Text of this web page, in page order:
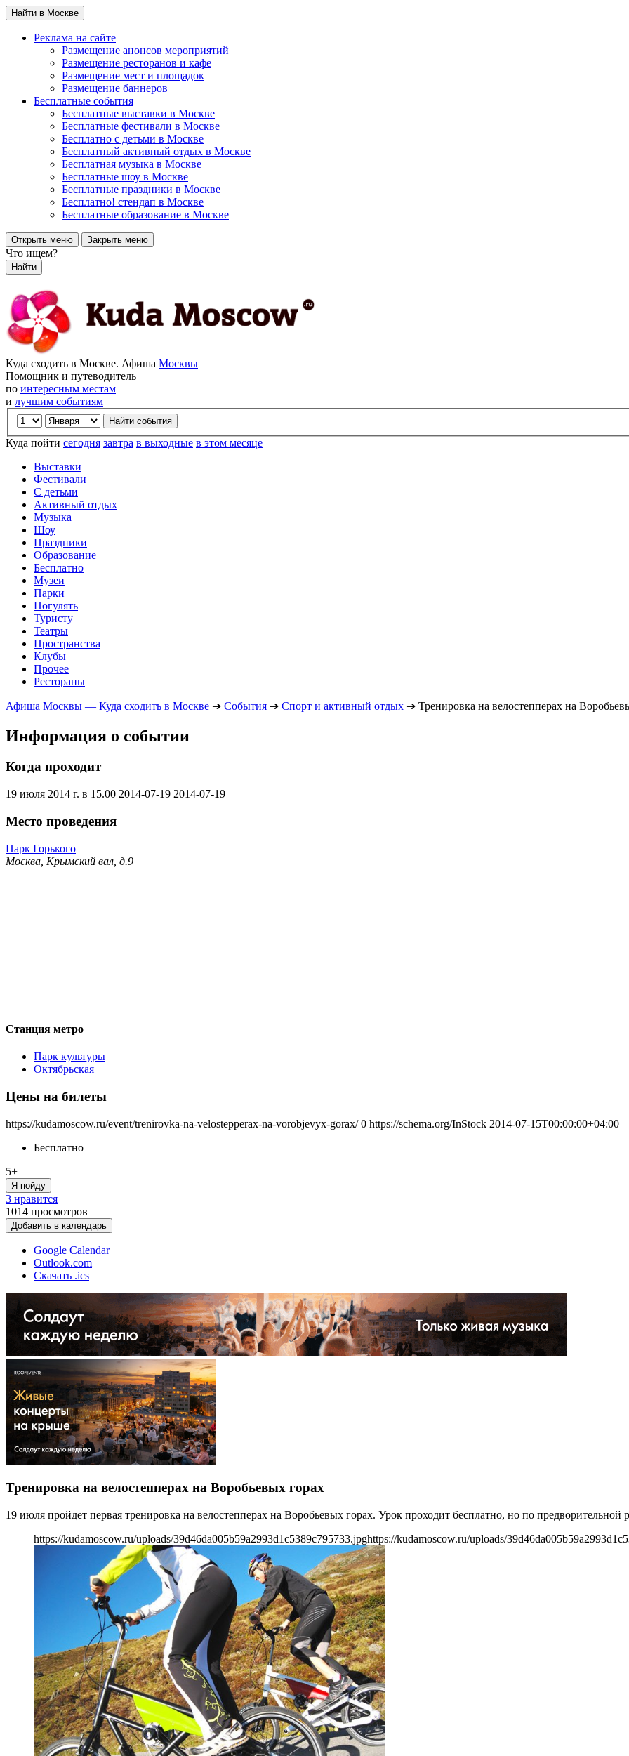
Найти в Москве
Реклама на сайте
Размещение анонсов мероприятий
Размещение ресторанов и кафе
Размещение мест и площадок
Размещение баннеров
Бесплатные события
Бесплатные выставки в Москве
Бесплатные фестивали в Москве
Бесплатно с детьми в Москве
Бесплатный активный отдых в Москве
Бесплатная музыка в Москве
Бесплатные шоу в Москве
Бесплатные праздники в Москве
Бесплатно! стендап в Москве
Бесплатные образование в Москве
Открыть меню Закрыть меню
Что ищем?
Найти
Куда сходить в Москве. Афиша Москвы
Помощник и путеводитель
по интересным местам
и лучшим событиям
Куда пойти сегодня завтра в выходные в этом месяце
Выставки
Фестивали
С детьми
Активный отдых
Музыка
Шоу
Праздники
Образование
Бесплатно
Музеи
Парки
Погулять
Туристу
Театры
Пространства
Клубы
Прочее
Рестораны
Афиша Москвы — Куда сходить в Москве ➔ События ➔ Спорт и активный отдых ➔ Тренировка на велостепперах на
Информация о событии
Когда проходит
19 июля 2014 г. в 15.00 2014-07-19 2014-07-19
Место проведения
Парк Горького
Москва, Крымский вал, д.9
Станция метро
Парк культуры
Октябрьская
Цены на билеты
https://kudamoscow.ru/event/trenirovka-na-velostepperax-na-vorobjevyx-gorax/ 0 https://schema.org/InStock 2014-07-15T00:00:00+04:00
Бесплатно
5+
Я пойду
3 нравится
1014 просмотров
Добавить в календарь
Google Calendar
Outlook.com
Скачать .ics
Тренировка на велостепперах на Воробьевых горах
19 июля пройдет первая тренировка на велостепперах на Воробьевых горах. Урок проходит бесплатно, но по предворительной
https://kudamoscow.ru/uploads/39d46da005b59a2993d1c5389c795733.jpghttps://kudamoscow.ru/uploads/